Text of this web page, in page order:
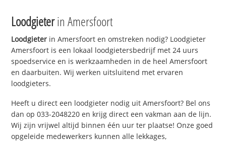
Loodgieterin Amersfoort
Loodgieter in Amersfoort en omstreken nodig? Loodgieter
Amersfoort is een lokaal loodgietersbedrijf met 24 uurs
spoedservice en is werkzaamheden in de heel Amersfoort
en daarbuiten. Wij werken uitsluitend met ervaren
loodgieters.
Heeft u direct een loodgieter nodig uit Amersfoort? Bel ons
dan op 033-2048220 en krijg direct een vakman aan de lijn.
Wij zijn vrijwel altijd binnen één uur ter plaatse! Onze goed
opgeleide medewerkers kunnen alle lekkages,